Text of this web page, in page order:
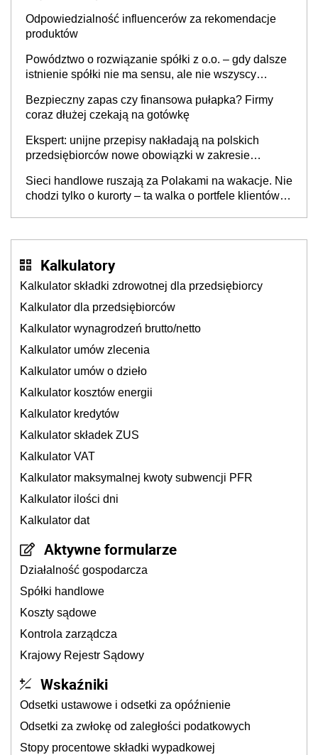
Odpowiedzialność influencerów za rekomendacje
produktów
Powództwo o rozwiązanie spółki z o.o. – gdy dalsze
istnienie spółki nie ma sensu, ale nie wszyscy
Bezpieczny zapas czy finansowa pułapka? Firmy
coraz dłużej czekają na gotówkę
Ekspert: unijne przepisy nakładają na polskich
przedsiębiorców nowe obowiązki w zakresie
Sieci handlowe ruszają za Polakami na wakacje. Nie
chodzi tylko o kurorty – ta walka o portfele klientów
Kalkulatory
Kalkulator składki zdrowotnej dla przedsiębiorcy
Kalkulator dla przedsiębiorców
Kalkulator wynagrodzeń brutto/netto
Kalkulator umów zlecenia
Kalkulator umów o dzieło
Kalkulator kosztów energii
Kalkulator kredytów
Kalkulator składek ZUS
Kalkulator VAT
Kalkulator maksymalnej kwoty subwencji PFR
Kalkulator ilości dni
Kalkulator dat
Aktywne formularze
Działalność gospodarcza
Spółki handlowe
Koszty sądowe
Kontrola zarządcza
Krajowy Rejestr Sądowy
Wskaźniki
Odsetki ustawowe i odsetki za opóźnienie
Odsetki za zwłokę od zaległości podatkowych
Stopy procentowe składki wypadkowej